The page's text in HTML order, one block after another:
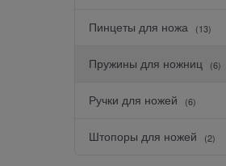
Пинцеты для ножа (13)
Пружины для ножниц (6)
Ручки для ножей (6)
Штопоры для ножей (2)